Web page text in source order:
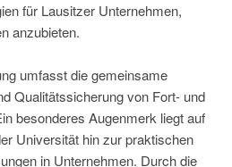
für Lausitzer Unternehmen,
anzubieten.
umfasst die gemeinsame
Qualitätssicherung von Fort- und
besonderes Augenmerk liegt auf
Universität hin zur praktischen
in Unternehmen. Durch die